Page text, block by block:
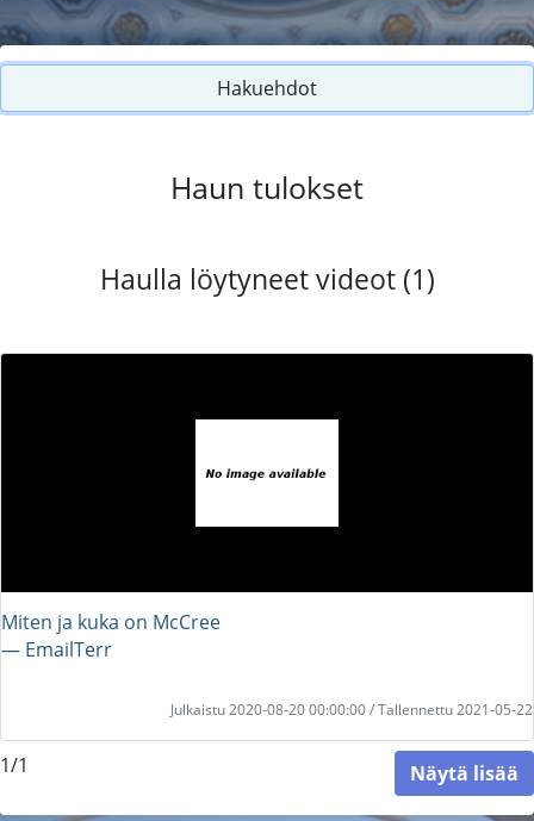
Hakuehdot
Haun tulokset
Haulla löytyneet videot (1)
Miten ja kuka on McCree
― EmailTerr
Julkaistu 2020-08-20 00:00:00 / Tallennettu 2021-05-22
1/1 Näytä lisää